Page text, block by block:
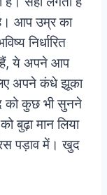
आप उम्र का
निर्धारित
ये अपने आप
अपने कंधे झूका
को कुछ भी सुनने
मान लिया
पड़ाव में। खुद